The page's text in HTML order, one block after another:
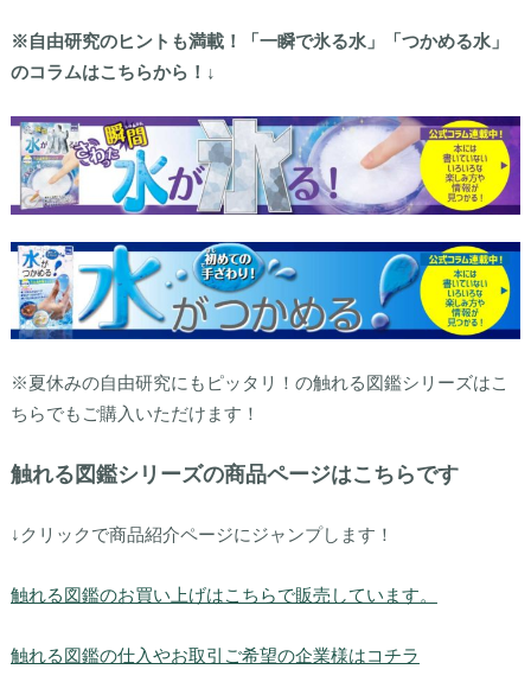
※自由研究のヒントも満載！「一瞬で氷る水」「つかめる水」
のコラムはこちらから！↓
※夏休みの自由研究にもピッタリ！の触れる図鑑シリーズはこ
ちらでもご購入いただけます！
触れる図鑑シリーズの商品ページはこちらです
↓クリックで商品紹介ページにジャンプします！
触れる図鑑のお買い上げはこちらで販売しています。
触れる図鑑の仕入やお取引ご希望の企業様はコチラ